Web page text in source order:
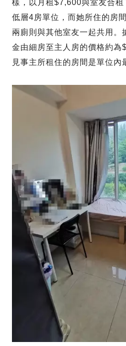
樣，以月租$7,600與室友合
低層4房單位，而她所住的房
兩廁則與其他室友一起共用。
金由細房至主人房的價格約
見事主所租住的房間是單位內